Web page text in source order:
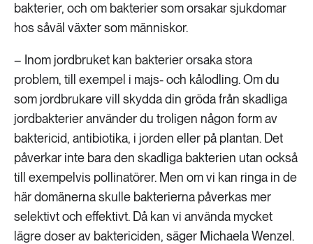
bakterier, och om bakterier som orsakar sjukdomar
hos såväl växter som människor.
– Inom jordbruket kan bakterier orsaka stora
problem, till exempel i majs- och kålodling. Om du
som jordbrukare vill skydda din gröda från skadliga
jordbakterier använder du troligen någon form av
baktericid, antibiotika, i jorden eller på plantan. Det
påverkar inte bara den skadliga bakterien utan också
till exempelvis pollinatörer. Men om vi kan ringa in de
här domänerna skulle bakterierna påverkas mer
selektivt och effektivt. Då kan vi använda mycket
lägre doser av baktericiden, säger Michaela Wenzel.